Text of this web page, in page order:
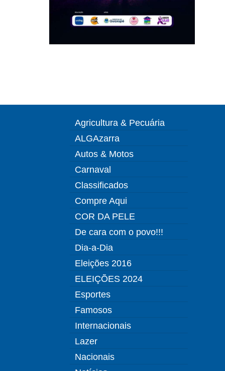
Agricultura & Pecuária
ALGAzarra
Autos & Motos
Carnaval
Classificados
Compre Aqui
COR DA PELE
De cara com o povo!!!
Dia-a-Dia
Eleições 2016
ELEIÇÕES 2024
Esportes
Famosos
Internacionais
Lazer
Nacionais